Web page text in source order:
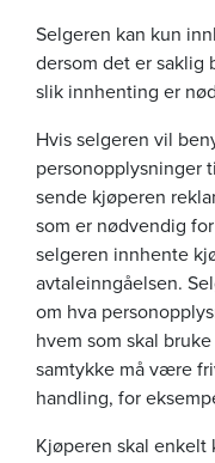
Selgeren kan kun
dersom det er saklig
slik innhenting er
Hvis selgeren vil
personopplysninger
sende kjøperen
som er nødvendig
selgeren innhente
avtaleinngåelsen.
om hva
hvem som skal
samtykke må være
handling, for
Kjøperen skal